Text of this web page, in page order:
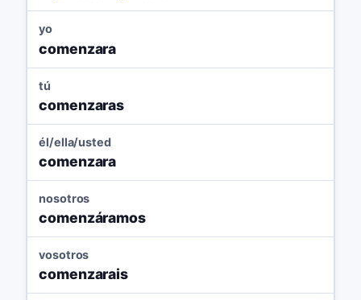
yo
comenzara
tú
comenzaras
él/ella/usted
comenzara
nosotros
comenzáramos
vosotros
comenzarais